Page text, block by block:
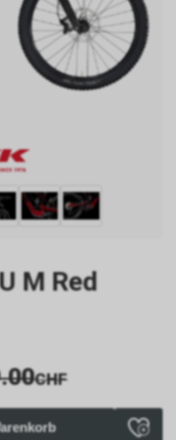
M Red
CHF